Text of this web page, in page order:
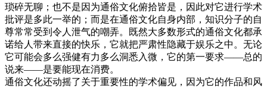
琐碎无聊；也不是因为通俗文化俯拾皆是，因此对它进行学术
批评是多此一举的；而是在通俗文化自身内部，知识分子的自
尊常常受到令人泄气的嘲弄。既然大多数形式的通俗文化都承
诺给人带来直接的快乐，它就把严肃性隐藏于娱乐之中。无论
它可能会多么强健有力多么洞悉入微，它的第一要求——总的
说来——是要能现在消费。
通俗文化还动摇了关于重要性的学术偏见，因为它的作品和风